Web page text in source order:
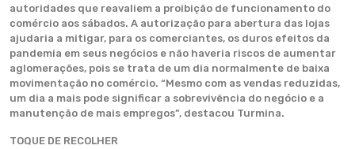
autoridades que reavaliem a proibição de funcionamento do
comércio aos sábados. A autorização para abertura das lojas
ajudaria a mitigar, para os comerciantes, os duros efeitos da
pandemia em seus negócios e não haveria riscos de aumentar
aglomerações, pois se trata de um dia normalmente de baixa
movimentação no comércio. “Mesmo com as vendas reduzidas,
um dia a mais pode significar a sobrevivência do negócio e a
manutenção de mais empregos”, destacou Turmina.
TOQUE DE RECOLHER